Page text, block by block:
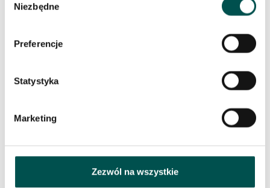
zgody
Niezbędne
Preferencje
Statystyka
Marketing
Zezwól na wszystkie
Twojego projektu
Marmur występuje w niezwykle szerokiej gamie
kolorów i struktur. Wśród najpopularniejszych odmian
ciepłych beży i kremów,
Bogactwo kolorystyczne sprawia, że marmur można